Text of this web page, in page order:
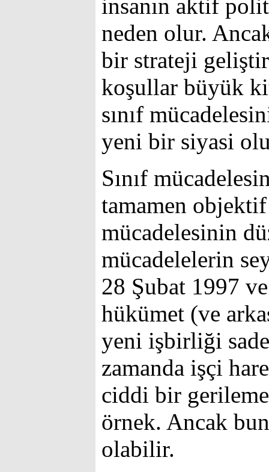
insanın aktif
neden olur.
bir strateji
koşullar büyük
sınıf
yeni bir siyasi
Sınıf
tamamen
mücadelesinin
mücadelelerin
28 Şubat 1997
hükümet (ve
yeni işbirliği
zamanda işçi
ciddi bir
örnek. Ancak
olabilir.